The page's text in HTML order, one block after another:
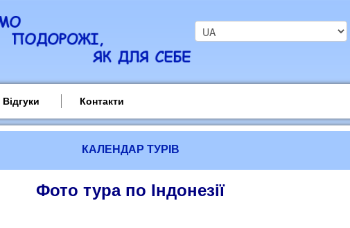
Відгуки Контакти
КАЛЕНДАР ТУРІВ
Фото тура по Індонезії